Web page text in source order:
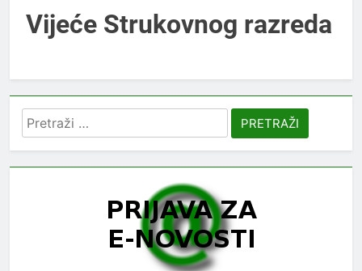
Pretraži:
Vijeće Strukovnog razreda